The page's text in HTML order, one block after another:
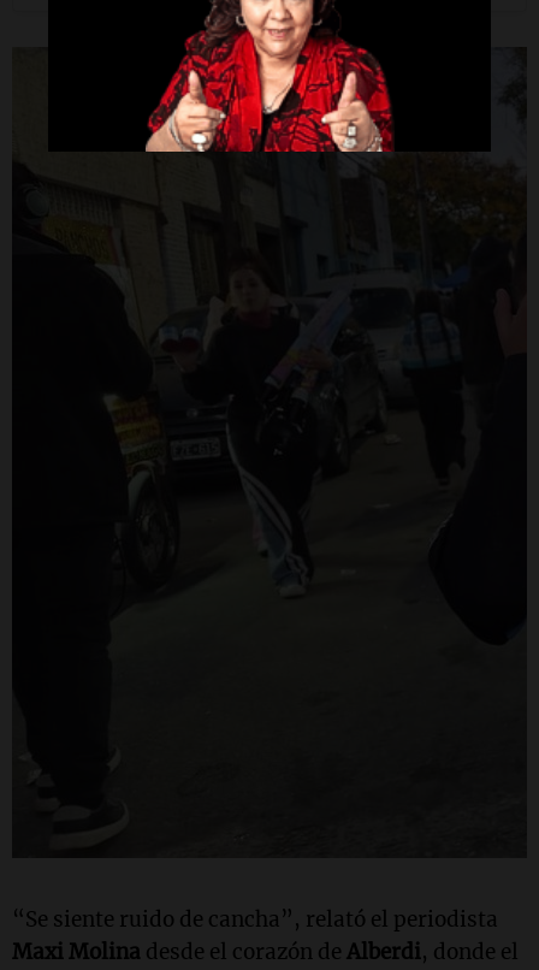
“Se siente ruido de cancha”, relató el periodista
Maxi Molina desde el corazón de Alberdi, donde el